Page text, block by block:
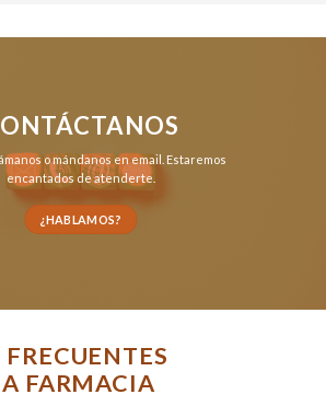
omándanos en email . Estaremos
encantados de atenderte.
¿HABLAMOS?
FARMACIA